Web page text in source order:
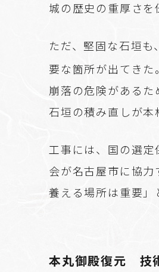
城の歴史の重厚さを
ただ、堅固な石垣
要な箇所が出てき
崩落の危険がある
石垣の積み直しが本
工事には、国の選
会が名古屋市に協
養える場所は重要」
本丸御殿復元 技